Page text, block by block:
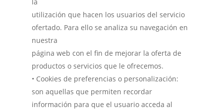
utilización que hacen los usuarios del servicio
ofertado. Para ello se analiza su navegación en
nuestra
página web con el fin de mejorar la oferta de
productos o servicios que le ofrecemos.
• Cookies de preferencias o personalización:
son aquellas que permiten recordar
información para que el usuario acceda al